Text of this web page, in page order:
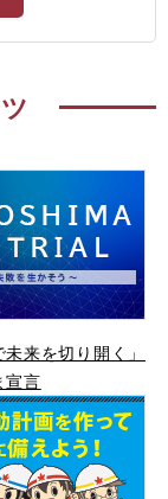
未来を切り開く」
宣言